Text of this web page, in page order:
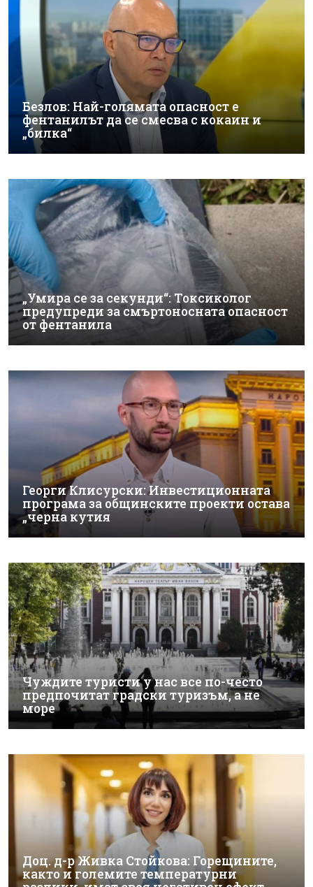
Безлов: Най-голямата опасност е
фентанилът да се смесва с кокаин и
„билка“
„Умира се за секунди“: Токсиколог
предупреди за смъртоносната опасност
от фентанила
Георги Клисурски: Инвестиционната
програма за общинските проекти остава
„черна кутия
Чуждите туристи у нас все по-често
предпочитат градски туризъм, а не
море
Доц. д-р Живка Стойкова: Горещините,
както и големите температурни